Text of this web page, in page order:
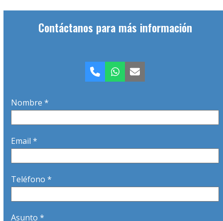
Contáctanos para más información
Teléfono
Whatsapp
Correo
electrónico
Nombre *
Email *
Teléfono *
Asunto *